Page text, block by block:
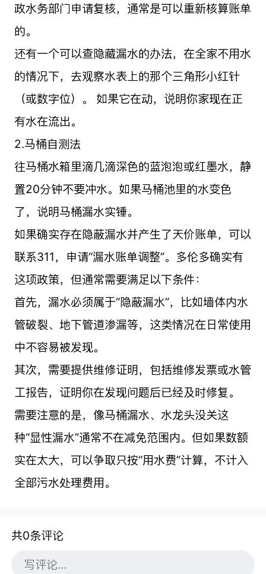
政水务部门申请复核，通常是可以重新核算账单
的。
还有一个可以查隐藏漏水的办法，在全家不用水
的情况下，去观察水表上的那个三角形小红针
（或数字位）。 如果它在动，说明你家现在正
有水在流出。
2.马桶自测法
往马桶水箱里滴几滴深色的蓝泡泡或红墨水，静
置20分钟不要冲水。如果马桶池里的水变色
了，说明马桶漏水实锤。
如果确实存在隐蔽漏水并产生了天价账单，可以
联系311，申请“漏水账单调整”。多伦多确实有
这项政策，但通常需要满足以下条件：
首先，漏水必须属于“隐蔽漏水”，比如墙体内水
管破裂、地下管道渗漏等，这类情况在日常使用
中不容易被发现。
其次，需要提供维修证明，包括维修发票或水管
工报告，证明你在发现问题后已经及时修复。
需要注意的是，像马桶漏水、水龙头没关这
种“显性漏水”通常不在减免范围内。但如果数额
实在太大，可以争取只按“用水费”计算，不计入
全部污水处理费用。
共0条评论